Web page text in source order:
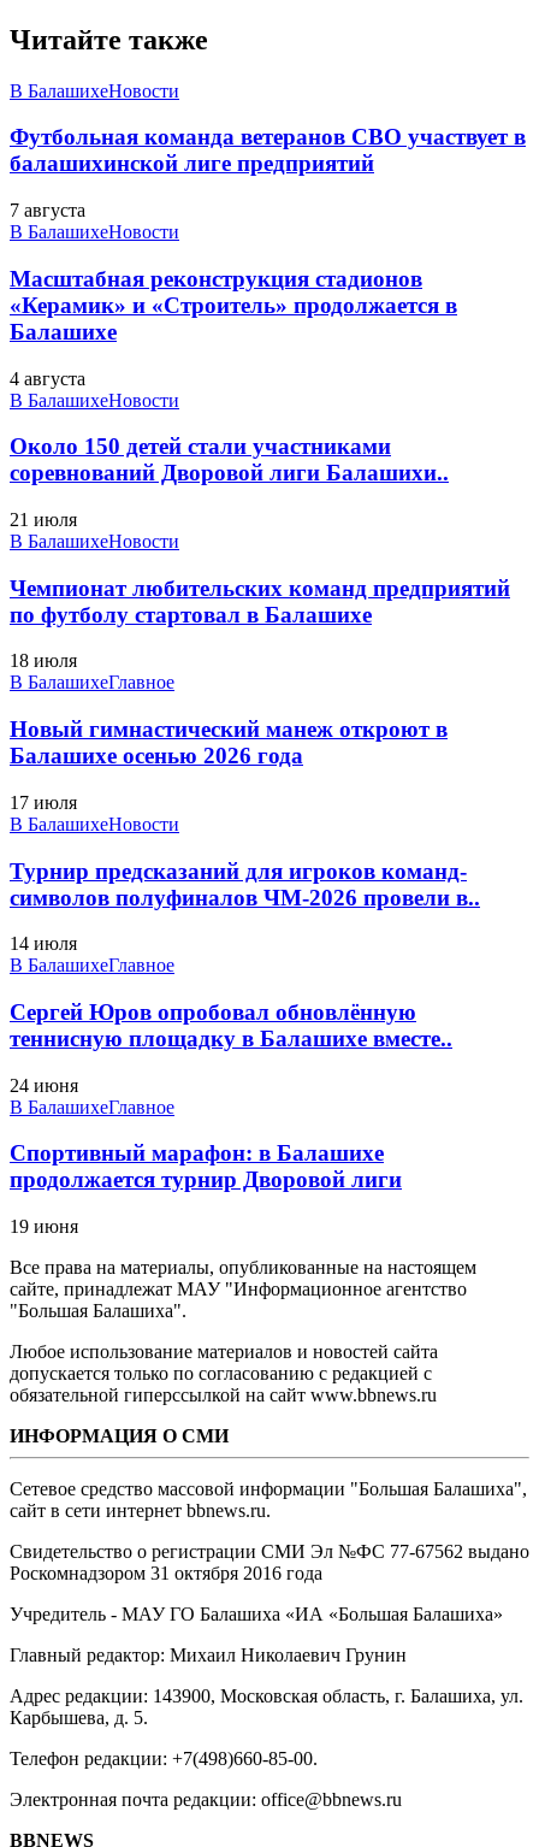
Читайте также
В БалашихеНовости
Футбольная команда ветеранов СВО участвует в
балашихинской лиге предприятий
7 августа
В БалашихеНовости
Масштабная реконструкция стадионов
«Керамик» и «Строитель» продолжается в
Балашихе
4 августа
В БалашихеНовости
Около 150 детей стали участниками
соревнований Дворовой лиги Балашихи..
21 июля
В БалашихеНовости
Чемпионат любительских команд предприятий
по футболу стартовал в Балашихе
18 июля
В БалашихеГлавное
Новый гимнастический манеж откроют в
Балашихе осенью 2026 года
17 июля
В БалашихеНовости
Турнир предсказаний для игроков команд-
символов полуфиналов ЧМ-2026 провели в..
14 июля
В БалашихеГлавное
Сергей Юров опробовал обновлённую
теннисную площадку в Балашихе вместе..
24 июня
В БалашихеГлавное
Спортивный марафон: в Балашихе
продолжается турнир Дворовой лиги
19 июня
Все права на материалы, опубликованные на настоящем
сайте, принадлежат МАУ "Информационное агентство
"Большая Балашиха".
Любое использование материалов и новостей сайта
допускается только по согласованию с редакцией с
обязательной гиперссылкой на сайт www.bbnews.ru
ИНФОРМАЦИЯ О СМИ
Сетевое средство массовой информации "Большая Балашиха",
сайт в сети интернет bbnews.ru.
Свидетельство о регистрации СМИ Эл №ФС ‎77-67562 выдано
Роскомнадзором 31 октября 2016 года
Учредитель - МАУ ГО Балашиха «ИА «Большая Балашиха»
Главный редактор: Михаил Николаевич Грунин
Адрес редакции: 143900, Московская область, г. Балашиха, ул.
Карбышева, д. 5.
Телефон редакции: +7(498)660-85-00.
Электронная почта редакции: office@bbnews.ru
BBNEWS